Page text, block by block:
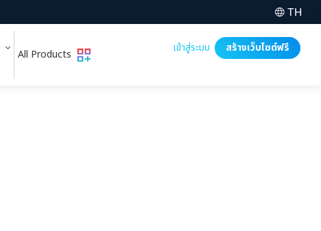
TH
All Products เข้าสู่ระบบ สร้างเว็บไซต์ฟรี